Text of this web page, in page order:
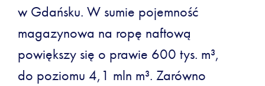
w Gdańsku. W sumie pojemność
magazynowa na ropę naftową
powiększy się o prawie 600 tys. m³,
do poziomu 4,1 mln m³. Zarówno